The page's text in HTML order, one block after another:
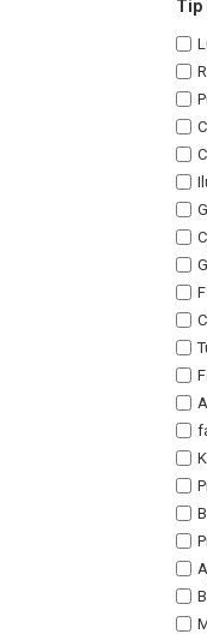
Uleiuri Unghii / Cuticule
Tip